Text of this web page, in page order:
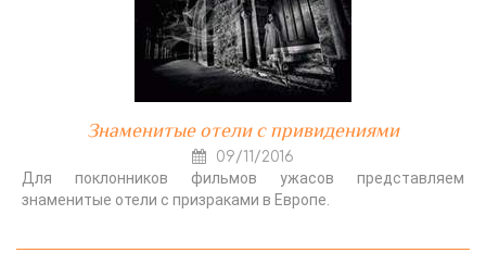
Знаменитые отели с привидениями
09/11/2016
Для поклонников фильмов ужасов представляем
знаменитые отели с призраками в Европе.